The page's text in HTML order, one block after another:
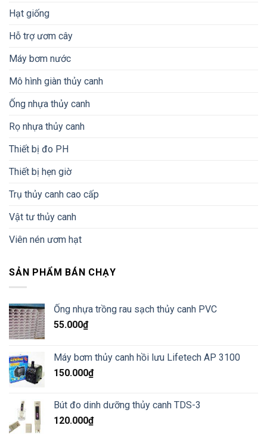
Hạt giống
Hỗ trợ ươm cây
Máy bơm nước
Mô hình giàn thủy canh
Ống nhựa thủy canh
Rọ nhựa thủy canh
Thiết bị đo PH
Thiết bị hẹn giờ
Trụ thủy canh cao cấp
Vật tư thủy canh
Viên nén ươm hạt
SẢN PHẨM BÁN CHẠY
Ống nhựa trồng rau sạch thủy canh PVC
55.000₫
Máy bơm thủy canh hồi lưu Lifetech AP 3100
150.000₫
Bút đo dinh dưỡng thủy canh TDS-3
120.000₫